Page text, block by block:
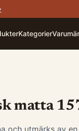
Kategorier
matta
och utmärks av